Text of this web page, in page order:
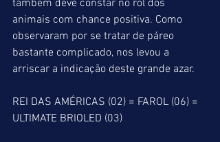
também deve constar no rol dos
animais com chance positiva. Como
observaram por se tratar de páreo
bastante complicado, nos levou a
arriscar a indicação deste grande azar.
REI DAS AMÉRICAS (02) = FAROL (06) =
ULTIMATE BRIOLED (03)